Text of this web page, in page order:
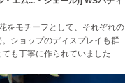
をモチーフとして、それぞれの
ショップのディスプレイも群
も丁寧に作られていました